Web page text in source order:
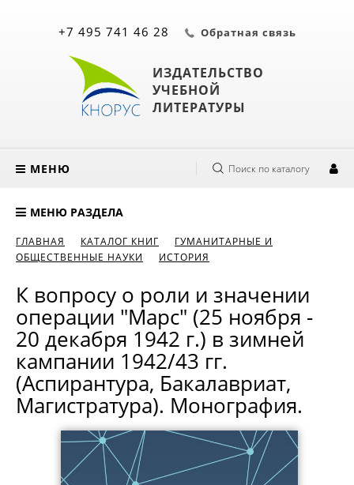
ИЗДАТЕЛЬСТВО
УЧЕБНОЙ
ЛИТЕРАТУРЫ
+7 495 741 46 28 Обратная связь
МЕНЮ Поиск по каталогу
МЕНЮ РАЗДЕЛА
ГЛАВНАЯ КАТАЛОГ КНИГ
ГУМАНИТАРНЫЕ И
ОБЩЕСТВЕННЫЕ НАУКИ
ИСТОРИЯ
К вопросу о роли и значении
операции "Марс" (25 ноября -
20 декабря 1942 г.) в зимней
кампании 1942/43 гг.
(Аспирантура, Бакалавриат,
Магистратура). Монография.